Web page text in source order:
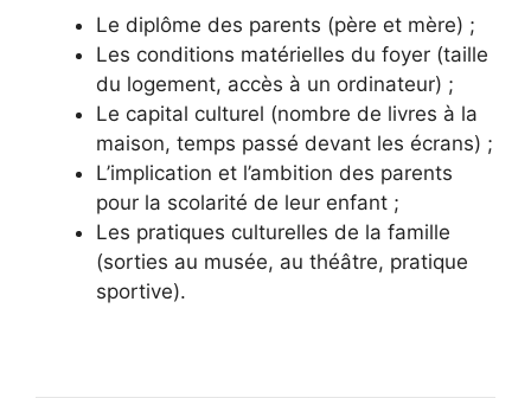
Le diplôme des parents (père et mère) ;
Les conditions matérielles du foyer (taille
du logement, accès à un ordinateur) ;
Le capital culturel (nombre de livres à la
maison, temps passé devant les écrans) ;
L’implication et l’ambition des parents
pour la scolarité de leur enfant ;
Les pratiques culturelles de la famille
(sorties au musée, au théâtre, pratique
sportive).